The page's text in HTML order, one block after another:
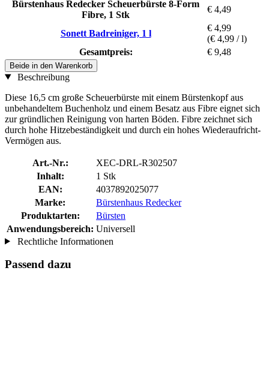
Bürstenhaus Redecker Scheuerbürste 8-Form
Fibre, 1 Stk
€ 4,49
Sonett Badreiniger, 1 l
€ 4,99
(€ 4,99 / l)
Gesamtpreis:
€ 9,48
Beide in den Warenkorb
Beschreibung
Diese 16,5 cm große Scheuerbürste mit einem Bürstenkopf aus
unbehandeltem Buchenholz und einem Besatz aus Fibre eignet sich
zur gründlichen Reinigung von harten Böden. Fibre zeichnet sich
durch hohe Hitzebeständigkeit und durch ein hohes Wiederaufricht-
Vermögen aus.
Art.-Nr.:
XEC-DRL-R302507
Inhalt:
1 Stk
EAN:
4037892025077
Marke:
Bürstenhaus Redecker
Produktarten:
Bürsten
Anwendungsbereich: Universell
Rechtliche Informationen
Passend dazu